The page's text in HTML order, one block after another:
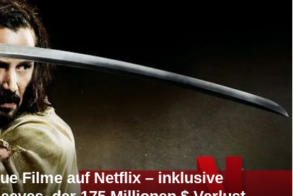
Filme auf Netflix – inklusive